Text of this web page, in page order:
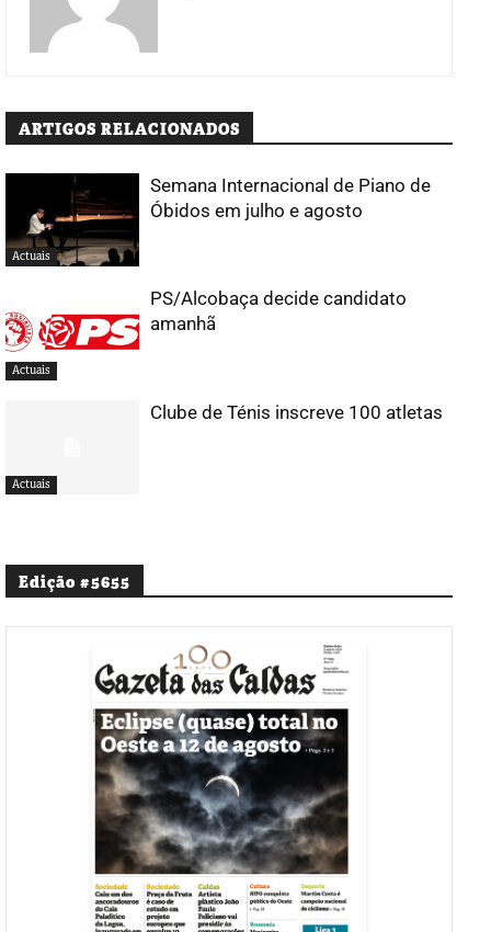
ARTIGOS RELACIONADOS
Actuais
Semana Internacional de Piano de
Óbidos em julho e agosto
Actuais
PS/Alcobaça decide candidato
amanhã
Actuais
Clube de Ténis inscreve 100 atletas
Edição #5655